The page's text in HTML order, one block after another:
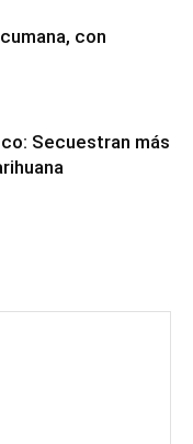
con
Secuestran más